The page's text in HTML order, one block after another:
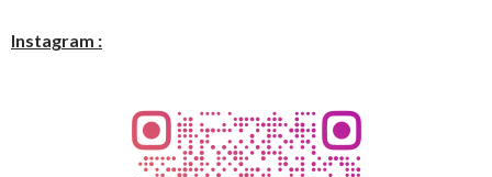
Instagram :